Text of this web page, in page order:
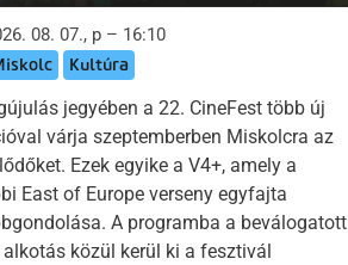
08. 07., p – 16:10
Kultúra
jegyében a 22. CineFest több új
várja szeptemberben Miskolcra az
Ezek egyike a V4+, amely a
East of Europe verseny egyfajta
A programba a beválogatott
közül kerül ki a fesztivál